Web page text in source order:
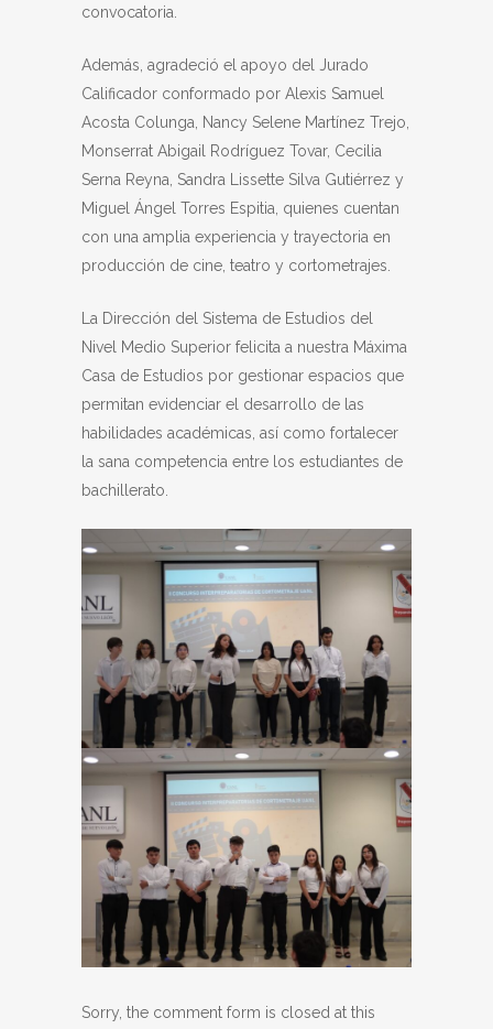
convocatoria.
Además, agradeció el apoyo del Jurado
Calificador conformado por Alexis Samuel
Acosta Colunga, Nancy Selene Martínez Trejo,
Monserrat Abigail Rodríguez Tovar, Cecilia
Serna Reyna, Sandra Lissette Silva Gutiérrez y
Miguel Ángel Torres Espitia, quienes cuentan
con una amplia experiencia y trayectoria en
producción de cine, teatro y cortometrajes.
La Dirección del Sistema de Estudios del
Nivel Medio Superior felicita a nuestra Máxima
Casa de Estudios por gestionar espacios que
permitan evidenciar el desarrollo de las
habilidades académicas, así como fortalecer
la sana competencia entre los estudiantes de
bachillerato.
Sorry, the comment form is closed at this